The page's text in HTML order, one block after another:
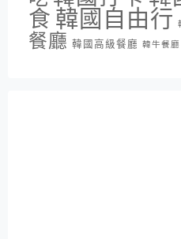
食 韓國自由行
餐廳 韓國高級餐廳 韓牛餐廳